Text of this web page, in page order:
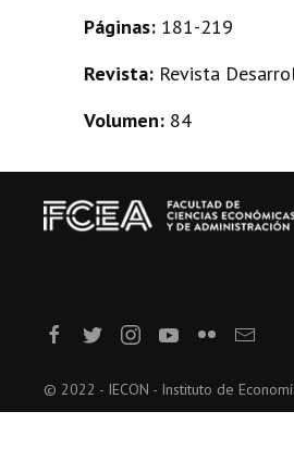
Páginas: 181-219
Revista: Revista
Volumen: 84
© 2022 - IECON - Instituto de